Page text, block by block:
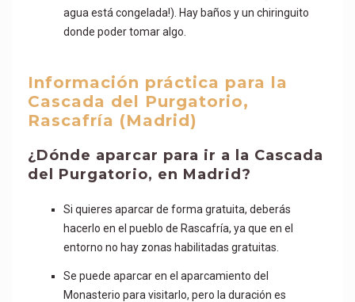
agua está congelada!). Hay baños y un chiringuito
donde poder tomar algo.
Información práctica para la
Cascada del Purgatorio,
Rascafría (Madrid)
¿Dónde aparcar para ir a la Cascada
del Purgatorio, en Madrid?
Si quieres aparcar de forma gratuita, deberás
hacerlo en el pueblo de Rascafría, ya que en el
entorno no hay zonas habilitadas gratuitas.
Se puede aparcar en el aparcamiento del
Monasterio para visitarlo, pero la duración es